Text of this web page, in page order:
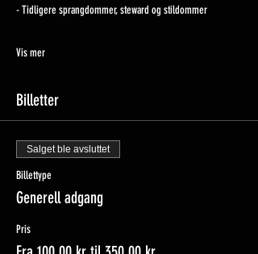
- Tidligere sprangdommer, steward og stildommer
Vis mer
Billetter
Salget ble avsluttet
Billettype
Generell adgang
Pris